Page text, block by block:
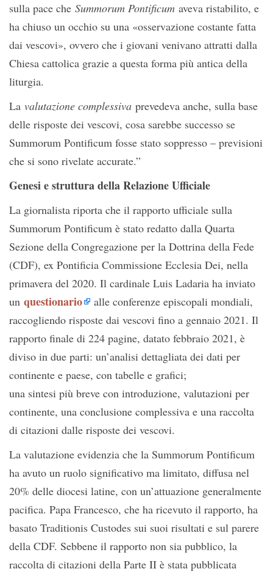
sulla pace che Summorum Pontificum aveva ristabilito, e
ha chiuso un occhio su una «osservazione costante fatta
dai vescovi», ovvero che i giovani venivano attratti dalla
Chiesa cattolica grazie a questa forma più antica della
liturgia.
La valutazione complessiva prevedeva anche, sulla base
delle risposte dei vescovi, cosa sarebbe successo se
Summorum Pontificum fosse stato soppresso – previsioni
che si sono rivelate accurate.”
Genesi e struttura della Relazione Ufficiale
La giornalista riporta che il rapporto ufficiale sulla
Summorum Pontificum è stato redatto dalla Quarta
Sezione della Congregazione per la Dottrina della Fede
(CDF), ex Pontificia Commissione Ecclesia Dei, nella
primavera del 2020. Il cardinale Luis Ladaria ha inviato
un questionario
alle conferenze episcopali mondiali,
raccogliendo risposte dai vescovi fino a gennaio 2021. Il
rapporto finale di 224 pagine, datato febbraio 2021, è
diviso in due parti: un’analisi dettagliata dei dati per
continente e paese, con tabelle e grafici;
una sintesi più breve con introduzione, valutazioni per
continente, una conclusione complessiva e una raccolta
di citazioni dalle risposte dei vescovi.
La valutazione evidenzia che la Summorum Pontificum
ha avuto un ruolo significativo ma limitato, diffusa nel
20% delle diocesi latine, con un’attuazione generalmente
pacifica. Papa Francesco, che ha ricevuto il rapporto, ha
basato Traditionis Custodes sui suoi risultati e sul parere
della CDF. Sebbene il rapporto non sia pubblico, la
raccolta di citazioni della Parte II è stata pubblicata